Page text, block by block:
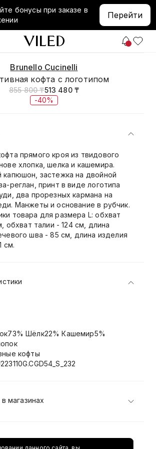
бонусы при заказе в
Перейти
Brunello Cucinelli
кофта с логотипом
855 800 ₸513 480 ₸
-40%
прямого кроя из твидового
хлопка, шелка и кашемира.
капюшон, застежка на двойной
реглан, принт в виде логотипа
два прорезных кармана на
Манжеты и основание в рубчик.
товара для размера L: обхват
обхват талии - 124 см, длина
шва - 85 см, длина изделия
см.
Шёлк22% Кашемир5%
кофты
магазинах
возврат